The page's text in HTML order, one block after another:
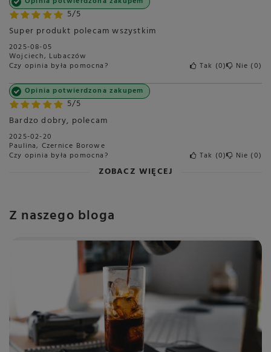
5/5
Super produkt polecam wszystkim
2025-08-05
Wojciech, Lubaczów
Czy opinia była pomocna? Tak 0 Nie 0
5/5
Opinia potwierdzona zakupem
Bardzo dobry, polecam
2025-02-20
Paulina, Czernice Borowe
Czy opinia była pomocna? Tak 0 Nie 0
ZOBACZ WIĘCEJ
Z naszego bloga